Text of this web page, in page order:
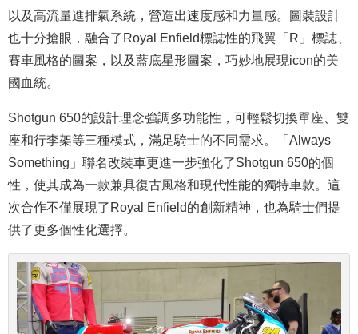
以及高流量進排氣系統，營造出速度感和力量感。圖裝設計
也十分搶眼，融合了Royal Enfield標誌性的飛翼「R」標誌、
賽車風格的圖案，以及藍底星形圖案，巧妙地展現icon的美
國血統。
Shotgun 650的設計理念強調多功能性，可輕鬆切換單座、雙
座和行李架等三種模式，滿足騎士的不同需求。「Always
Something」聯名改裝車更進一步強化了Shotgun 650的個
性，使其成為一款兼具復古風格和現代性能的獨特車款。這
次合作不僅展現了Royal Enfield的創新精神，也為騎士們提
供了更多個性化選擇。